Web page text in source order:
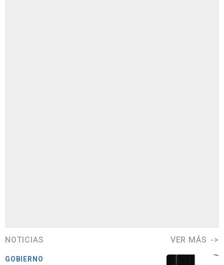
NOTICIAS VER MÁS
GOBIERNO